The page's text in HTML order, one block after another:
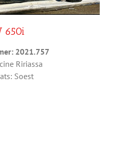
650i
2021.757
Ririassa
Soest